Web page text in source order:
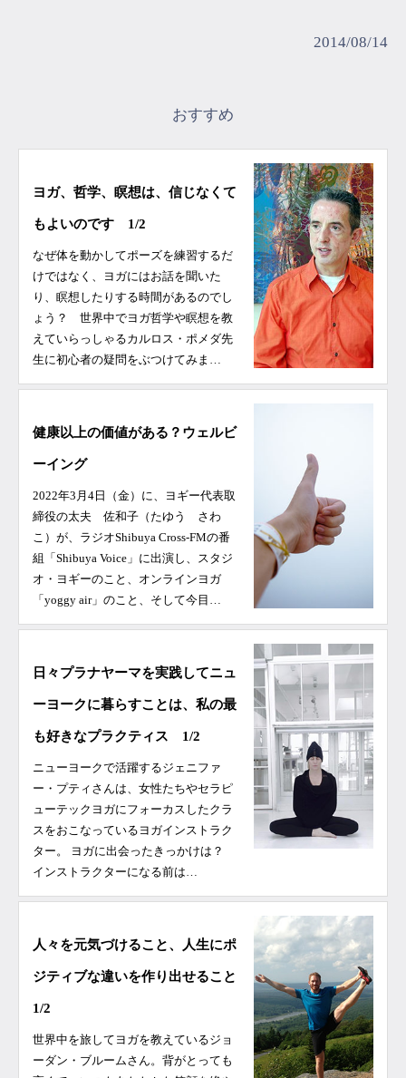
2014/08/14
おすすめ
ヨガ、哲学、瞑想は、信じなくて
もよいのです 1/2
なぜ体を動かしてポーズを練習するだ
けではなく、ヨガにはお話を聞いた
り、瞑想したりする時間があるのでし
ょう？ 世界中でヨガ哲学や瞑想を教
えていらっしゃるカルロス・ポメダ先
生に初心者の疑問をぶつけてみま…
健康以上の価値がある？ウェルビ
ーイング
2022年3月4日（金）に、ヨギー代表取
締役の太夫 佐和子（たゆう さわ
こ）が、ラジオShibuya Cross-FMの番
組「Shibuya Voice」に出演し、スタジ
オ・ヨギーのこと、オンラインヨガ
「yoggy air」のこと、そして今目…
日々プラナヤーマを実践してニュ
ーヨークに暮らすことは、私の最
も好きなプラクティス 1/2
ニューヨークで活躍するジェニファ
ー・プティさんは、女性たちやセラピ
ューテックヨガにフォーカスしたクラ
スをおこなっているヨガインストラク
ター。 ヨガに出会ったきっかけは？
インストラクターになる前は…
人々を元気づけること、人生にポ
ジティブな違いを作り出せること
1/2
世界中を旅してヨガを教えているジョ
ーダン・ブルームさん。背がとっても